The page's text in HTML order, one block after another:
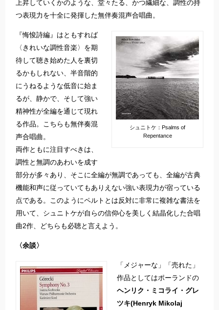
上昇していくかのような、堂々たる、かつ繊細な、調性の持
つ表現力を十全に発揮した無伴奏混声合唱曲。
シュニトケ：Psalms of
Repentance
『悔悛詩編』はともすれば
〈きれいな調性音楽〉を期
待して聴き始めた人を裏切
るかもしれない、半音階的
にうねるような低音に始ま
るが、静かで、そして強い
精神性が全編を通じて現れ
る作品。こちらも無伴奏混
声合唱曲。
両作ともに注目すべきは、
調性と無調のあわいを成す
部分が多々あり、そこに全編が無調であっても、全編が古典
機能和声に従っていてもありえない強い表現力が宿っている
点である。このようにペルトとは反対に非常に複雑な書法を
用いて、シュニトケが自らの信仰心を美しく結晶化した合唱
曲2作、どちらも必聴と言えよう。
〈余談〉
「メジャーな」「売れた」
作品としてはポーランドの
ヘンリク・ミコライ・グレ
ツキ(Henryk Mikolaj